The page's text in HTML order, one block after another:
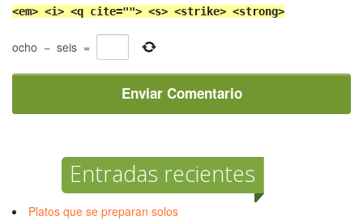
<em> <i> <q cite=""> <s> <strike> <strong>
ocho − seis =
Entradas recientes
Platos que se preparan solos